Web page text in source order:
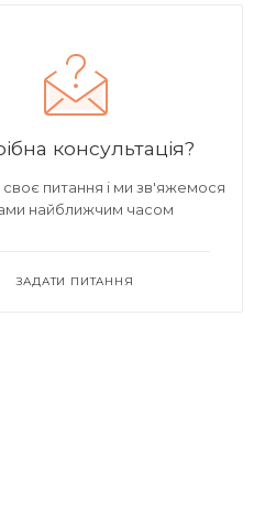
консультація?
питання і ми зв'яжемося
найближчим часом
ЗАДАТИ ПИТАННЯ